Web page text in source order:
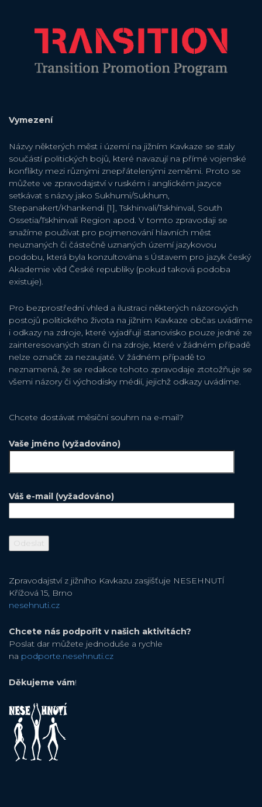
Vymezení
Názvy některých měst i území na jižním Kavkaze se staly
součástí politických bojů, které navazují na přímé vojenské
konflikty mezi různými znepřátelenými zeměmi. Proto se
můžete ve zpravodajství v ruském i anglickém jazyce
setkávat s názvy jako Sukhumi/Sukhum,
Stepanakert/Khankendi [1], Tskhinvali/Tskhinval, South
Ossetia/Tskhinvali Region apod. V tomto zpravodaji se
snažíme používat pro pojmenování hlavních měst
neuznaných či částečně uznaných území jazykovou
podobu, která byla konzultována s Ústavem pro jazyk český
Akademie věd České republiky (pokud taková podoba
existuje).
Pro bezprostřední vhled a ilustraci některých názorových
postojů politického života na jižním Kavkaze občas uvádíme
i odkazy na zdroje, které vyjadřují stanovisko pouze jedné ze
zainteresovaných stran či na zdroje, které v žádném případě
nelze označit za nezaujaté. V žádném případě to
neznamená, že se redakce tohoto zpravodaje ztotožňuje se
všemi názory či východisky médií, jejichž odkazy uvádíme.
Chcete dostávat měsiční souhrn na e-mail?
Vaše jméno (vyžadováno)
Váš e-mail (vyžadováno)
Zpravodajství z jižního Kavkazu zasjišťuje NESEHNUTÍ
Křížová 15, Brno
nesehnuti.cz
Chcete nás podpořit v našich aktivitách?
Poslat dar můžete jednoduše a rychle
na podporte.nesehnuti.cz
Děkujeme vám!